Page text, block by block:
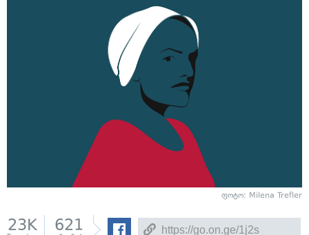
ფოტო: Milena Trefler
23K 621